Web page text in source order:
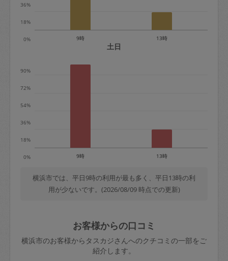
※キャンセル料金の設定について：
0%
18%
36%
9時 13時
土日
0%
18%
36%
54%
72%
90%
9時 13時
横浜市では、平日9時の利用が最も多く、平日13時の利
用が少ないです。(2026/08/09 時点での更新)
お客様からの口コミ
横浜市のお客様からタスカジさんへのクチコミの一部をご
紹介します。